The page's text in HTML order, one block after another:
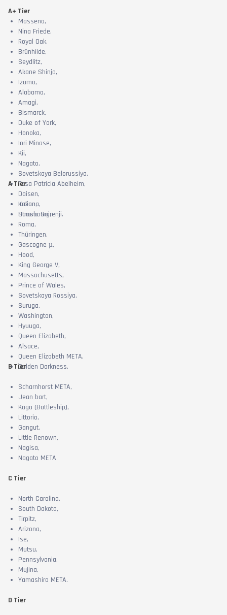
A+ Tier
Massena,
Nina Friede,
Royal Oak,
Brünhilde,
Seydlitz,
Akane Shinjo,
Izumo,
Alabama,
Amagi,
Bismarck,
Duke of York,
Honoka,
Iori Minase,
Kii,
Nagato,
Sovetskaya Belorussiya,
Tosa Patricia Abelheim,
Daisen,
Indiana,
Haruna Sairenji.
A Tier
Kazan,
Strasbourg,
Roma,
Thüringen,
Gascogne µ,
Hood,
King George V,
Massachusetts,
Prince of Wales,
Sovetskaya Rossiya,
Suruga,
Washington,
Hyuuga,
Queen Elizabeth,
Alsace,
Queen Elizabeth META,
Golden Darkness.
B Tier
Scharnhorst META,
Jean bart,
Kaga (Battleship),
Littorio,
Gangut,
Little Renown,
Nagisa,
Nagato META
C Tier
North Carolina,
South Dakota,
Tirpitz,
Arizona,
Ise,
Mutsu,
Pennsylvania,
Mujina,
Yamashiro META.
D Tier